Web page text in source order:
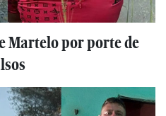
Martelo por porte de